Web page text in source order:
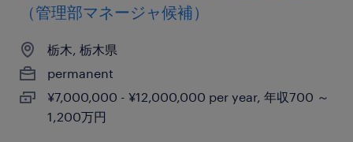
（管理部マネージャ候補）
栃木, 栃木県
permanent
¥7,000,000 - ¥12,000,000 per year, 年収700 ～
1,200万円